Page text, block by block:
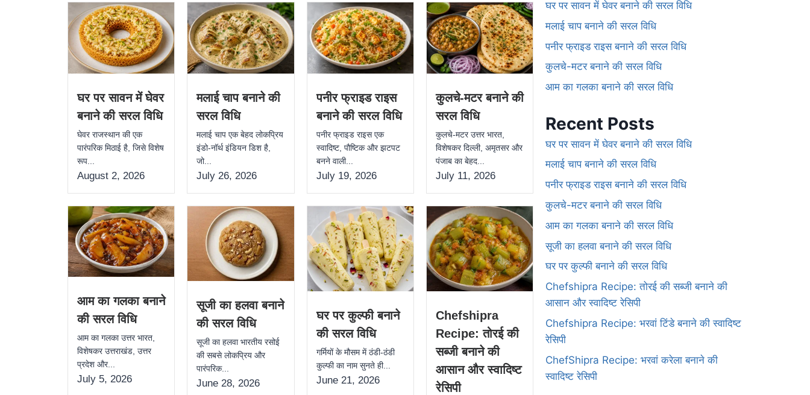
घर पर सावन में घेवर
बनाने की सरल विधि
घेवर राजस्थान की एक
पारंपरिक मिठाई है, जिसे विशेष
रूप...
August 2, 2026
मलाई चाप बनाने की
सरल विधि
मलाई चाप एक बेहद लोकप्रिय
इंडो-नॉर्थ इंडियन डिश है,
जो...
July 26, 2026
पनीर फ्राइड राइस
बनाने की सरल विधि
पनीर फ्राइड राइस एक
स्वादिष्ट, पौष्टिक और झटपट
बनने वाली...
July 19, 2026
कुलचे-मटर बनाने की
सरल विधि
कुलचे-मटर उत्तर भारत,
विशेषकर दिल्ली, अमृतसर और
पंजाब का बेहद...
July 11, 2026
आम का गलका बनाने
की सरल विधि
आम का गलका उत्तर भारत,
विशेषकर उत्तराखंड, उत्तर
प्रदेश और...
July 5, 2026
सूजी का हलवा बनाने
की सरल विधि
सूजी का हलवा भारतीय रसोई
की सबसे लोकप्रिय और
पारंपरिक...
June 28, 2026
घर पर कुल्फी बनाने
की सरल विधि
गर्मियों के मौसम में ठंडी-ठंडी
कुल्फी का नाम सुनते ही...
June 21, 2026
Chefshipra
Recipe: तोरई की
सब्जी बनाने की
आसान और स्वादिष्ट
रेसिपी
घर पर सावन में घेवर बनाने की सरल विधि
मलाई चाप बनाने की सरल विधि
पनीर फ्राइड राइस बनाने की सरल विधि
कुलचे-मटर बनाने की सरल विधि
आम का गलका बनाने की सरल विधि
Recent Posts
घर पर सावन में घेवर बनाने की सरल विधि
मलाई चाप बनाने की सरल विधि
पनीर फ्राइड राइस बनाने की सरल विधि
कुलचे-मटर बनाने की सरल विधि
आम का गलका बनाने की सरल विधि
सूजी का हलवा बनाने की सरल विधि
घर पर कुल्फी बनाने की सरल विधि
Chefshipra Recipe: तोरई की सब्जी बनाने की
आसान और स्वादिष्ट रेसिपी
Chefshipra Recipe: भरवां टिंडे बनाने की स्वादिष्ट
रेसिपी
ChefShipra Recipe: भरवां करेला बनाने की
स्वादिष्ट रेसिपी